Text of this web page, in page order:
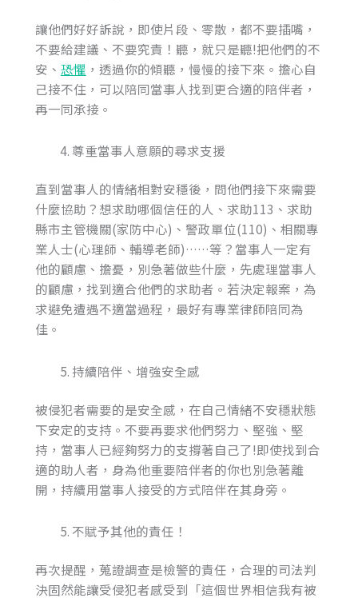
讓他們好好訴說，即使片段、零散，都不要插嘴，
不要給建議、不要究責！聽，就只是聽!把他們的不
安、 恐懼 ，透過你的傾聽，慢慢的接下來。擔心自
己接不住，可以陪同當事人找到更合適的陪伴者，
再一同承接。
尊重當事人意願的尋求支援
直到當事人的情緒相對安穩後，問他們接下來需要
什麼協助？想求助哪個信任的人、求助113、求助
縣市主管機關(家防中心)、警政單位(110)、相關專
業人士(心理師、輔導老師)……等？當事人一定有
他的顧慮、擔憂，別急著做些什麼，先處理當事人
的顧慮，找到適合他們的求助者。若決定報案，為
求避免遭遇不適當過程，最好有專業律師陪同為
佳。
持續陪伴、增強安全感
被侵犯者需要的是安全感，在自己情緒不安穩狀態
下安定的支持。不要再要求他們努力、堅強、堅
持，當事人已經夠努力的支撐著自己了!即使找到合
適的助人者，身為他重要陪伴者的你也別急著離
開，持續用當事人接受的方式陪伴在其身旁。
不賦予其他的責任！
再次提醒，蒐證調查是檢警的責任，合理的司法判
決固然能讓受侵犯者感受到「這個世界相信我有被